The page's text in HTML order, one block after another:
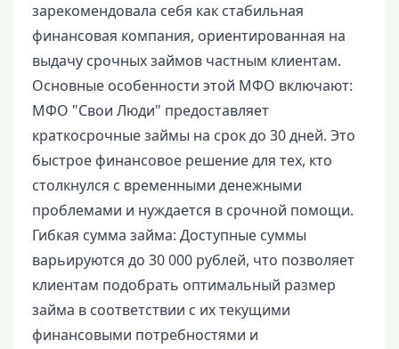
зарекомендовала себя как стабильная
финансовая компания, ориентированная на
выдачу срочных займов частным клиентам.
Основные особенности этой МФО включают:
МФО "Свои Люди" предоставляет
краткосрочные займы на срок до 30 дней. Это
быстрое финансовое решение для тех, кто
столкнулся с временными денежными
проблемами и нуждается в срочной помощи.
Гибкая сумма займа: Доступные суммы
варьируются до 30 000 рублей, что позволяет
клиентам подобрать оптимальный размер
займа в соответствии с их текущими
финансовыми потребностями и